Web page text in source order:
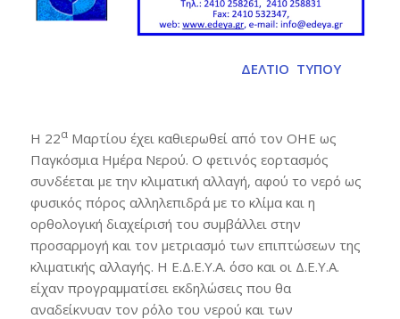
ΔΕΛΤΙΟ ΤΥΠΟΥ
Η 22αΜαρτίου έχει καθιερωθεί από τον ΟΗΕ ως
Παγκόσμια Ημέρα Νερού. Ο φετινός εορτασμός
συνδέεται με την κλιματική αλλαγή, αφού το νερό ως
φυσικός πόρος αλληλεπιδρά με το κλίμα και η
ορθολογική διαχείρισή του συμβάλλει στην
προσαρμογή και τον μετριασμό των επιπτώσεων της
κλιματικής αλλαγής. Η Ε.Δ.Ε.Υ.Α. όσο και οι Δ.Ε.Υ.Α.
είχαν προγραμματίσει εκδηλώσεις που θα
αναδείκνυαν τον ρόλο του νερού και των